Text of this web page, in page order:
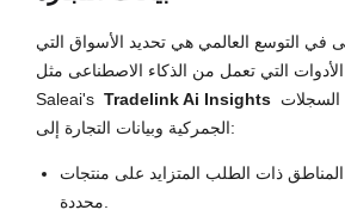
في التوسع العالمي هي تحديد الأسواق التي
التي تعمل من الذكاء الاصطناعى مثل
Saleai's Tradelink Ai Insights السجلات
الجمركية وبيانات التجارة إلى:
ذات الطلب المتزايد على منتجات
محددة.